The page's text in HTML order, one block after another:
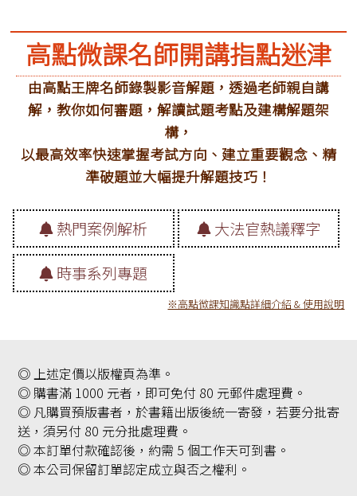
高點微課名師開講指點迷津
由高點王牌名師錄製影音解題，透過老師親自講
解，教你如何審題，解讀試題考點及建構解題架
構，
以最高效率快速掌握考試方向、建立重要觀念、精
準破題並大幅提升解題技巧！
熱門案例解析 大法官熱議釋字
時事系列專題
※高點微課知識點詳細介紹 & 使用說明
◎ 上述定價以版權頁為準。
◎ 購書滿 1000 元者，即可免付 80 元郵件處理費。
◎ 凡購買預版書者，於書籍出版後統一寄發，若要分批寄
送，須另付 80 元分批處理費。
◎ 本訂單付款確認後，約需 5 個工作天可到書。
◎ 本公司保留訂單認定成立與否之權利。